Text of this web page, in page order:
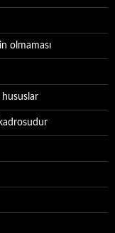
olmaması
hususlar